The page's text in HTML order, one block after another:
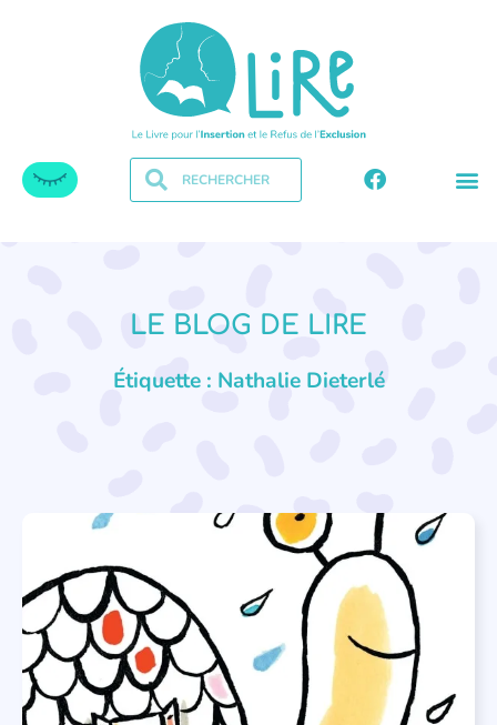
LE BLOG DE LIRE
Étiquette : Nathalie Dieterlé